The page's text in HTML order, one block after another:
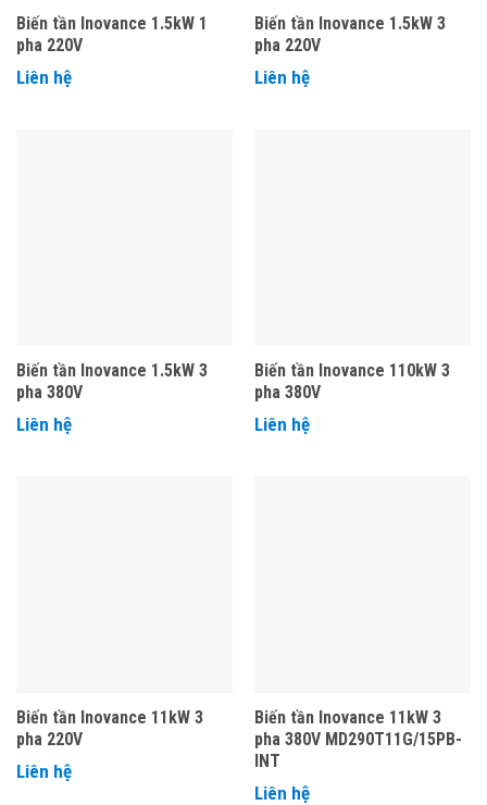
Biến tần Inovance 1.5kW 1
pha 220V
Liên hệ
Biến tần Inovance 1.5kW 3
pha 220V
Liên hệ
Biến tần Inovance 1.5kW 3
pha 380V
Liên hệ
Biến tần Inovance 110kW 3
pha 380V
Liên hệ
Biến tần Inovance 11kW 3
pha 220V
Liên hệ
Biến tần Inovance 11kW 3
pha 380V MD290T11G/15PB-
INT
Liên hệ